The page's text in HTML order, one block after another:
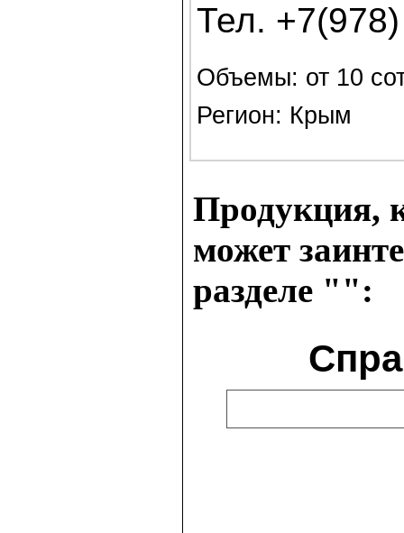
Тел.
Объемы: от 10
Регион: Крым
Продукция,
может
разделе "":